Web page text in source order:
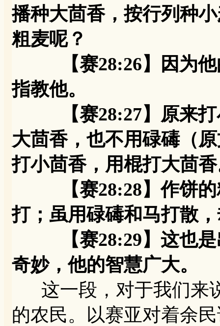
播种大茴香，按行列种
粗麦呢？
【赛28:26】因为他
指教他。
【赛28:27】原来打
大茴香，也不用碌碡（
打小茴香，用棍打大茴
【赛28:28】作饼的
打；虽用碌碡和马打散
【赛28:29】这也是
奇妙，他的智慧广大。
这一段，对于我们来
的农民。以赛亚对着余